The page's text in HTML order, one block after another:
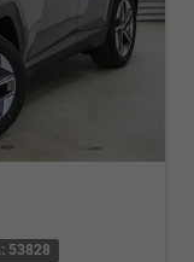
53828